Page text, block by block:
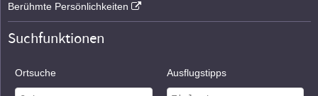
Berühmte Persönlichkeiten
Suchfunktionen
Ortsuche Ausflugstipps